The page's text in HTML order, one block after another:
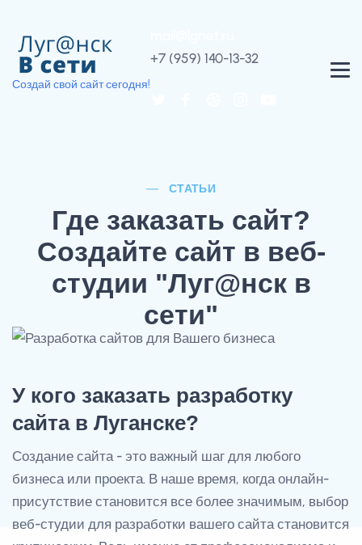
Создай свой сайт сегодня!
+7 (959) 140-13-32
СТАТЬИ
Где заказать сайт?
Создайте сайт в веб-
студии "Луг@нск в
сети"
У кого заказать разработку
сайта в Луганске?
Создание сайта - это важный шаг для любого
бизнеса или проекта. В наше время, когда онлайн-
присутствие становится все более значимым, выбор
веб-студии для разработки вашего сайта становится